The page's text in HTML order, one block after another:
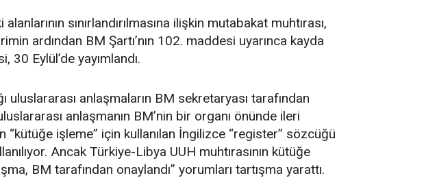
sınırlandırılmasına ilişkin mutabakat muhtırası,
ardından BM Şartı’nın 102. maddesi uyarınca kayda
30 Eylül’de yayımlandı.
uluslararası anlaşmaların BM sekretaryası tarafından
anlaşmanın BM’nin bir organı önünde ileri
işleme” için kullanılan İngilizce “register” sözcüğü
Ancak Türkiye-Libya UUH muhtırasının kütüğe
BM tarafından onaylandı” yorumları tartışma yarattı.